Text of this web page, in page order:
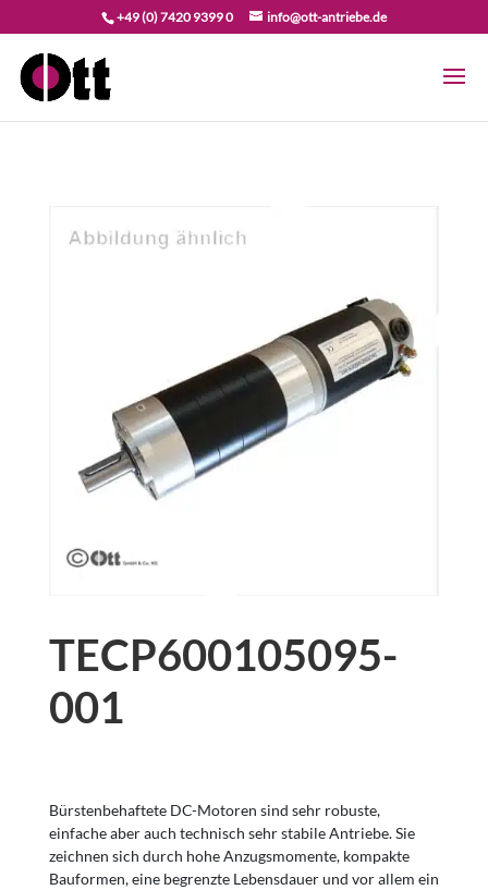
+49 (0) 7420 9399 0 info@ott-antriebe.de
TECP600105095-
001
Bürstenbehaftete DC-Motoren sind sehr robuste,
einfache aber auch technisch sehr stabile Antriebe. Sie
zeichnen sich durch hohe Anzugsmomente, kompakte
Bauformen, eine begrenzte Lebensdauer und vor allem ein